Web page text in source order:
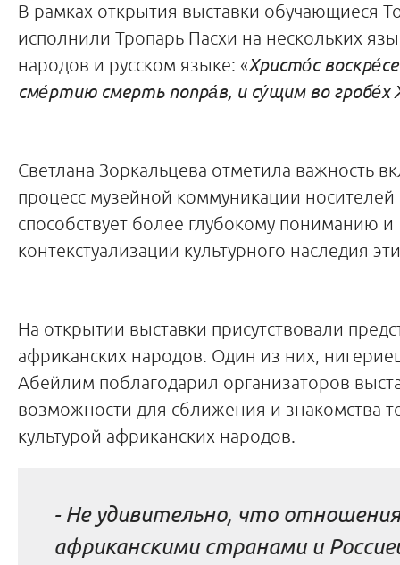
В рамках открытия выставки обучающиеся
исполнили Тропарь Пасхи на нескольких
народов и русском языке: «Христо́с
сме́ртию смерть попра́в, и су́щим во гробе́х
Светлана Зоркальцева отметила важность
процесс музейной коммуникации носителей
способствует более глубокому пониманию и
контекстуализации культурного наследия
На открытии выставки присутствовали
африканских народов. Один из них,
Абейлим поблагодарил организаторов
возможности для сближения и знакомства
культурой африканских народов.
- Не удивительно, что
африканскими странами и